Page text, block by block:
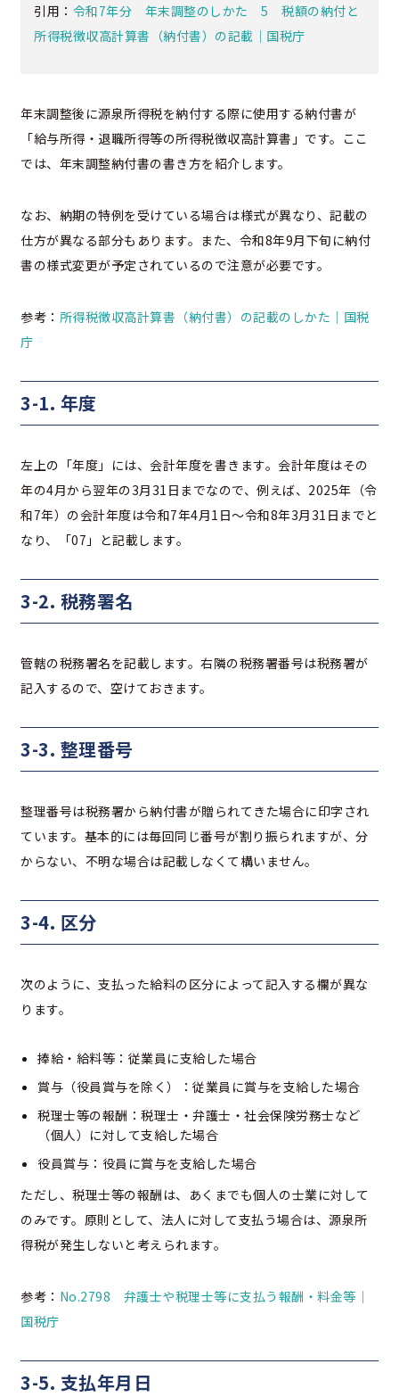
引用： 令和7年分 年末調整のしかた 5 税額の納付と
所得税徴収高計算書（納付書）の記載｜国税庁
年末調整後に源泉所得税を納付する際に使用する納付書が
「給与所得・退職所得等の所得税徴収高計算書」です。ここ
では、年末調整納付書の書き方を紹介します。
なお、納期の特例を受けている場合は様式が異なり、記載の
仕方が異なる部分もあります。また、令和8年9月下旬に納付
書の様式変更が予定されているので注意が必要です。
参考： 所得税徴収高計算書（納付書）の記載のしかた｜国税
庁
3-1. 年度
左上の「年度」には、会計年度を書きます。会計年度はその
年の4月から翌年の3月31日までなので、例えば、2025年（令
和7年）の会計年度は令和7年4月1日～令和8年3月31日までと
なり、「07」と記載します。
3-2. 税務署名
管轄の税務署名を記載します。右隣の税務署番号は税務署が
記入するので、空けておきます。
3-3. 整理番号
整理番号は税務署から納付書が贈られてきた場合に印字され
ています。基本的には毎回同じ番号が割り振られますが、分
からない、不明な場合は記載しなくて構いません。
3-4. 区分
次のように、支払った給料の区分によって記入する欄が異な
ります。
捧給・給料等：従業員に支給した場合
賞与（役員賞与を除く）：従業員に賞与を支給した場合
税理士等の報酬：税理士・弁護士・社会保険労務士など
（個人）に対して支給した場合
役員賞与：役員に賞与を支給した場合
ただし、税理士等の報酬は、あくまでも個人の士業に対して
のみです。原則として、法人に対して支払う場合は、源泉所
得税が発生しないと考えられます。
参考： No.2798 弁護士や税理士等に支払う報酬・料金等｜
国税庁
3-5. 支払年月日